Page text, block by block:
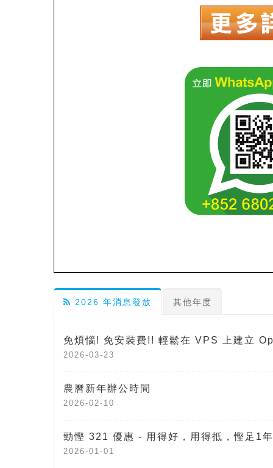
2026 年消息發放 其他年度
免煩惱! 免安裝費!! 輕鬆在 VPS 上建立
2026-03-23
農曆新年辦公時間
2026-02-10
勁慳 321 優惠 - 用得好，用得抵，慳足1
2026-01-01